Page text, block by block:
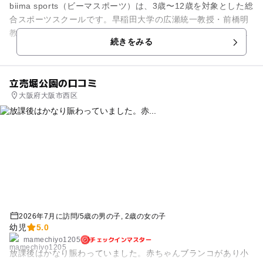
biima sports（ビーマスポーツ）は、3歳〜12歳を対象とした総
合スポーツスクールです。早稲田大学の広瀬統一教授・前橋明
教授と共同開発したプログラムを導入し、サッカー・野球・バ
続きをみる
立売堀公園の口コミ
大阪府大阪市西区
2026年7月に訪問/5歳の男の子 2歳の女の子
幼児 5.0
mamechiyo1205 チェックインマスター
放課後はかなり賑わっていました。赤ちゃんブランコがあり小